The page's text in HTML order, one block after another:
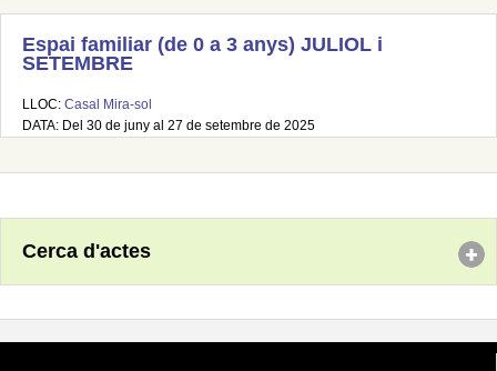
Espai familiar (de 0 a 3 anys) JULIOL i
SETEMBRE
LLOC: Casal Mira-sol
DATA: Del 30 de juny al 27 de setembre de 2025
Cerca d'actes